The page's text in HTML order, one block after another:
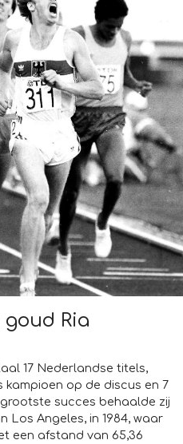
Ria
17 Nederlandse titels,
kampioen op de discus en 7
succes behaalde zij
Los Angeles, in 1984, waar
een afstand van 65,36